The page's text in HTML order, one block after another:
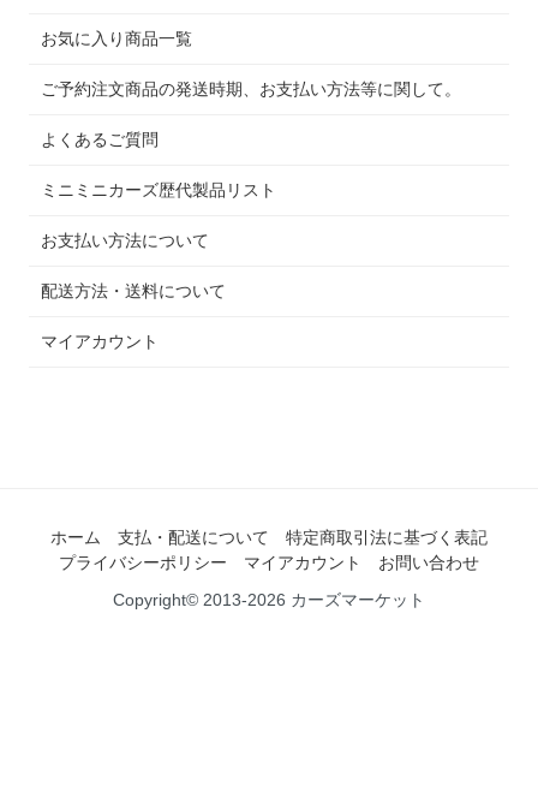
お気に入り商品一覧
ご予約注文商品の発送時期、お支払い方法等に関して。
よくあるご質問
ミニミニカーズ歴代製品リスト
お支払い方法について
配送方法・送料について
マイアカウント
ホーム 支払・配送について
特定商取引法に基づく表記
プライバシーポリシー
マイアカウント
お問い合わせ
Copyright© 2013-2026 カーズマーケット